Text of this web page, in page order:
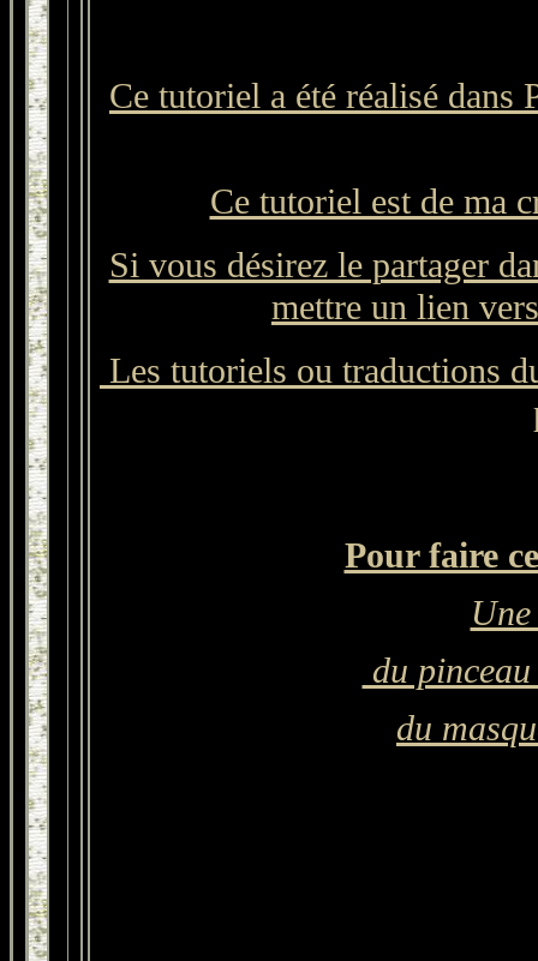
Ce tutoriel a été réalisé dans
Ce tutoriel est de ma
Si vous désirez le partager
mettre un lien
Les tutoriels ou traductions
Pour faire
du
du